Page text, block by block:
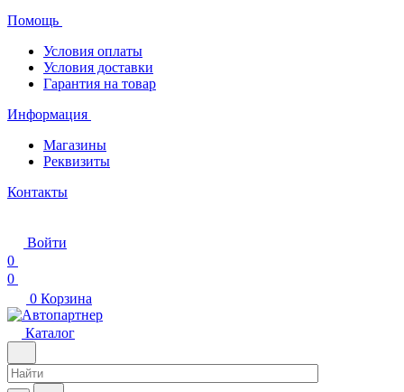
Помощь
Условия оплаты
Условия доставки
Гарантия на товар
Информация
Магазины
Реквизиты
Контакты
Войти
0
0
0 Корзина
Каталог